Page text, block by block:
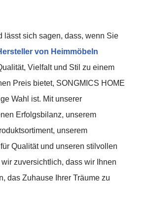
lässt sich sagen, dass, wenn Sie
von Heimmöbeln
Vielfalt und Stil zu einem
Preis bietet, SONGMICS HOME
Wahl ist. Mit unserer
Erfolgsbilanz, unserem
unserem
Qualität und unseren stilvollen
zuversichtlich, dass wir Ihnen
das Zuhause Ihrer Träume zu